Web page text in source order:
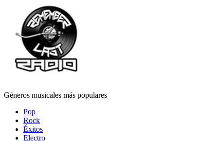
Géneros musicales más populares
Pop
Rock
Éxitos
Electro